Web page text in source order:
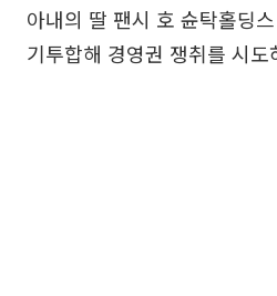
아내의 딸 팬시 호 슌탁홀딩
기투합해 경영권 쟁취를 시도